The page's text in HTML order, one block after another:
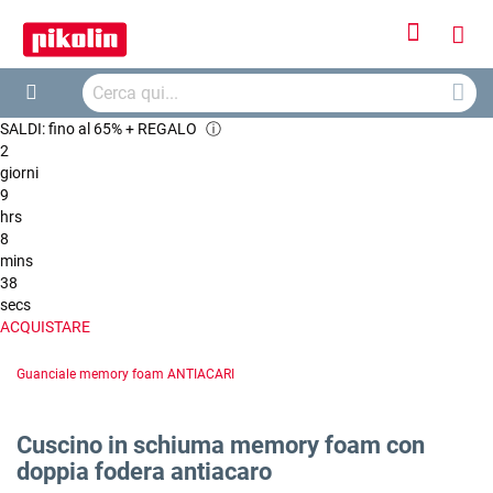
Accedi
Cerca
Cerca
SALDI: fino al 65% + REGALO ⓘ
2
giorni
9
hrs
8
mins
36
secs
ACQUISTARE
Guanciale memory foam ANTIACARI
Cuscino in schiuma memory foam con
doppia fodera antiacaro